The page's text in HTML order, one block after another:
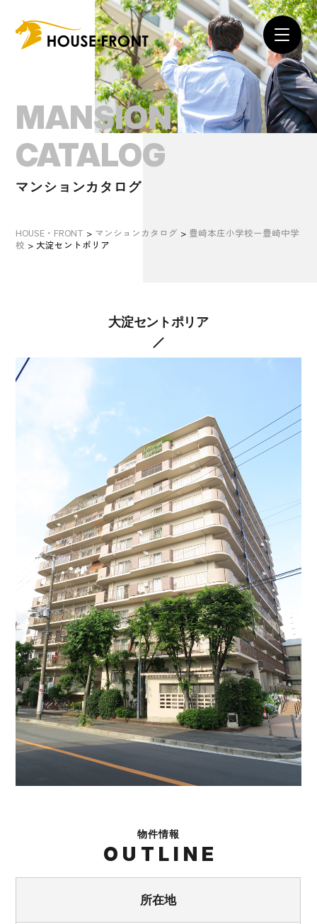
MANSION
CATALOG
マンションカタログ
HOUSE・FRONT > マンションカタログ > 豊崎本庄小学校ー豊崎中学
校 > 大淀セントポリア
大淀セントポリア
物件情報
OUTLINE
所在地